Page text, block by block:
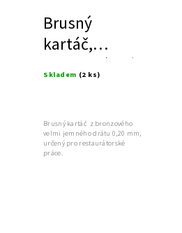
Brusný
kartáč,
bronzový drát
Skladem (2 ks)
Brusný kartáč z bronzového
velmi jemného drátu 0,20 mm,
určený pro restaurátorské
práce.